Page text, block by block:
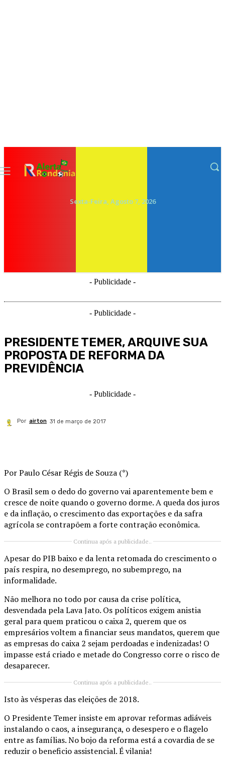
Sexta-Feira, Agosto 7, 2026
- Publicidade -
- Publicidade -
PRESIDENTE TEMER, ARQUIVE SUA
PROPOSTA DE REFORMA DA
PREVIDÊNCIA
- Publicidade -
Por airton 31 de março de 2017
Por Paulo César Régis de Souza (*)
O Brasil sem o dedo do governo vai aparentemente bem e
cresce de noite quando o governo dorme. A queda dos juros
e da inflação, o crescimento das exportações e da safra
agrícola se contrapõem a forte contração econômica.
Continua após a publicidade..
Apesar do PIB baixo e da lenta retomada do crescimento o
país respira, no desemprego, no subemprego, na
informalidade.
Não melhora no todo por causa da crise política,
desvendada pela Lava Jato. Os políticos exigem anistia
geral para quem praticou o caixa 2, querem que os
empresários voltem a financiar seus mandatos, querem que
as empresas do caixa 2 sejam perdoadas e indenizadas! O
impasse está criado e metade do Congresso corre o risco de
desaparecer.
Continua após a publicidade..
Isto às vésperas das eleições de 2018.
O Presidente Temer insiste em aprovar reformas adiáveis
instalando o caos, a insegurança, o desespero e o flagelo
entre as famílias. No bojo da reforma está a covardia de se
reduzir o beneficio assistencial. É vilania!